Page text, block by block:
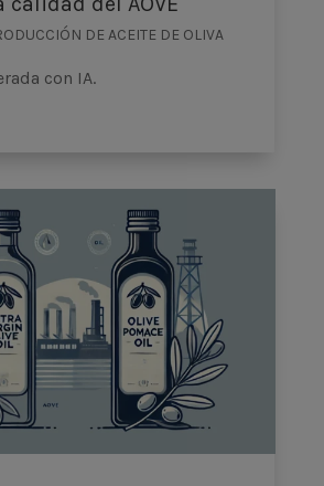
DE ACEITE DE OLIVA
con IA.